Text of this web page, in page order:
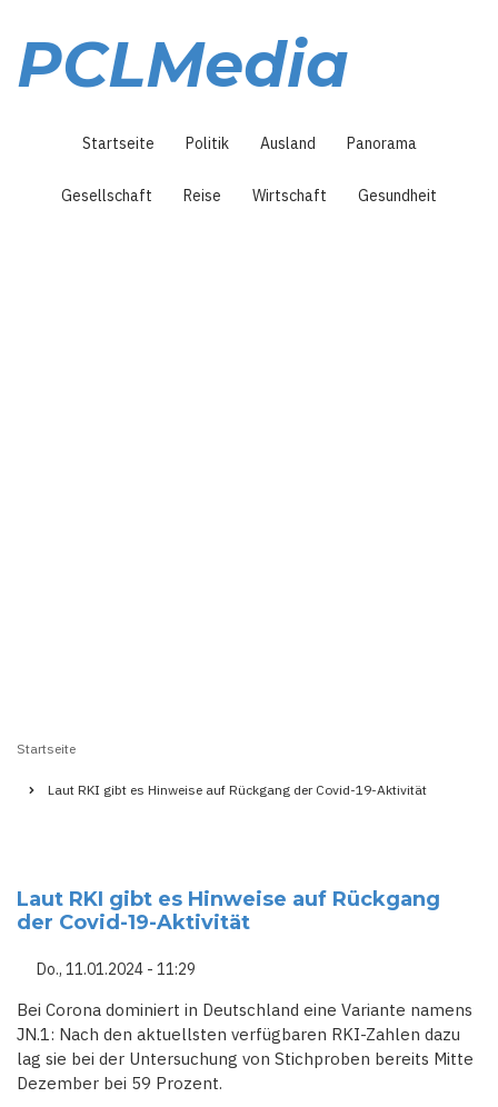
Inhalt
PCLMedia
Startseite Politik Ausland Panorama
Gesellschaft Reise Wirtschaft Gesundheit
Startseite
Laut RKI gibt es Hinweise auf Rückgang der Covid-19-Aktivität
Laut RKI gibt es Hinweise auf Rückgang
der Covid-19-Aktivität
Do., 11.01.2024 - 11:29
Bei Corona dominiert in Deutschland eine Variante namens
JN.1: Nach den aktuellsten verfügbaren RKI-Zahlen dazu
lag sie bei der Untersuchung von Stichproben bereits Mitte
Dezember bei 59 Prozent.